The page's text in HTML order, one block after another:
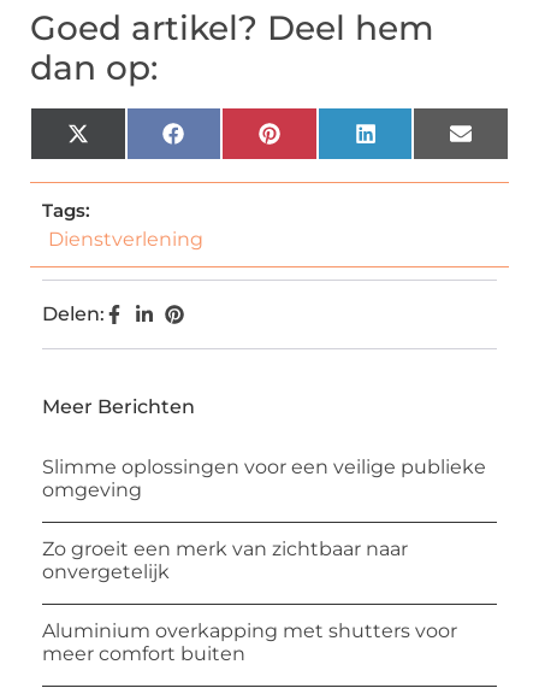
Goed artikel? Deel hem
dan op:
X
(Twitter)
FacebookPinterestLinkedIn Email
Tags:
Dienstverlening
Delen:
Meer Berichten
Slimme oplossingen voor een veilige publieke
omgeving
Zo groeit een merk van zichtbaar naar
onvergetelijk
Aluminium overkapping met shutters voor
meer comfort buiten